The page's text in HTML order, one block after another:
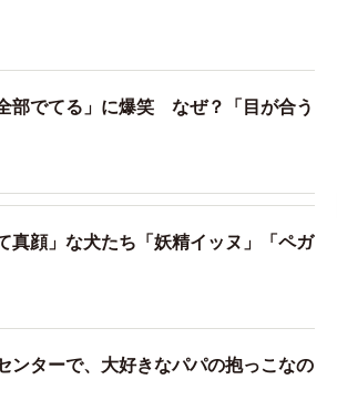
部でてる」に爆笑 なぜ？「目が合う
真顔」な犬たち「妖精イッヌ」「ペガ
ターで、大好きなパパの抱っこなの